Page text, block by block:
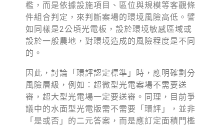
參與綠盟
捐款支持
徵才資訊
活動行事曆
活動紀錄
教育推廣申請
檻，而是依據設施項目、區位與規模等客觀條
件組合判定，來判斷案場的環境風險高低。譬
如同樣是2公頃光電板，設於環境敏感區域或
設於一般農地，對環境造成的風險程度是不同
的。
因此，討論「環評認定標準」時，應明確劃分
風險層級，例如：超微型光電案場不需要送
審，超大型光電場一定要送審。同理，目前爭
議中的水面型光電版需不需要「環評」，並非
「是或否」的二元答案，而是應訂定面積門檻